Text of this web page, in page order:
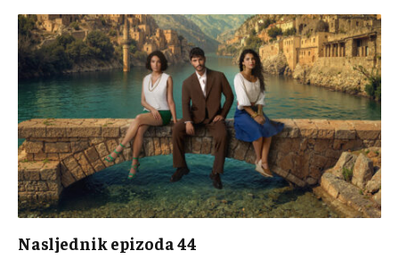
Nasljednik epizoda 44